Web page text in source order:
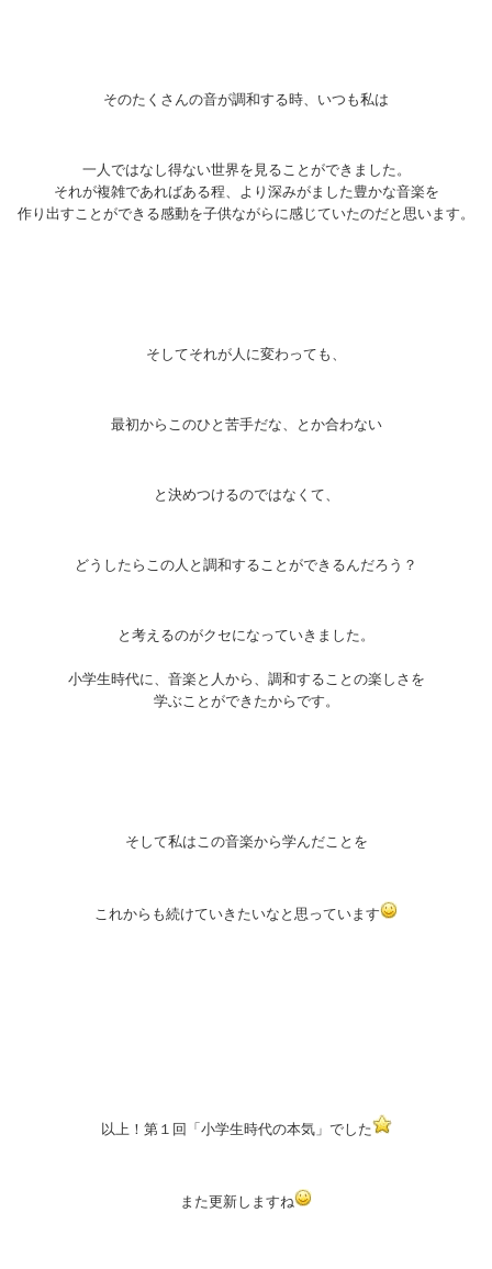
そのたくさんの音が調和する時、いつも私は
一人ではなし得ない世界を見ることができました。
それが複雑であればある程、より深みがました豊かな音楽を
作り出すことができる感動を子供ながらに感じていたのだと思います。
そしてそれが人に変わっても、
最初からこのひと苦手だな、とか合わない
と決めつけるのではなくて、
どうしたらこの人と調和することができるんだろう？
と考えるのがクセになっていきました。
小学生時代に、音楽と人から、調和することの楽しさを
学ぶことができたからです。
そして私はこの音楽から学んだことを
これからも続けていきたいなと思っています
以上！第１回「小学生時代の本気」でした
また更新しますね